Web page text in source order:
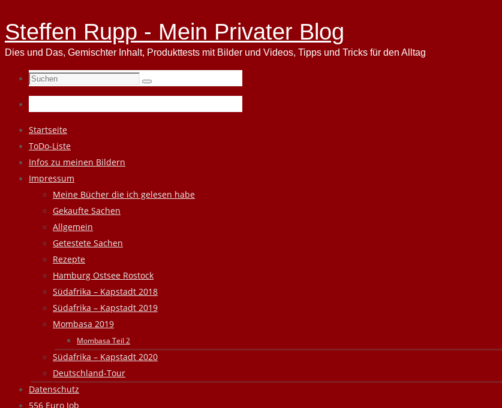
Steffen Rupp - Mein Privater Blog
Dies und Das, Gemischter Inhalt, Produkttests mit Bilder und Videos, Tipps und Tricks für den Alltag
Suchen
nach:
Suchen
Zum
Inhalt
springen
Startseite
ToDo-Liste
Infos zu meinen Bildern
Impressum
Meine Bücher die ich gelesen habe
Gekaufte Sachen
Allgemein
Getestete Sachen
Rezepte
Hamburg Ostsee Rostock
Südafrika – Kapstadt 2018
Südafrika – Kapstadt 2019
Mombasa 2019
Mombasa Teil 2
Südafrika – Kapstadt 2020
Deutschland-Tour
Datenschutz
556 Euro Job